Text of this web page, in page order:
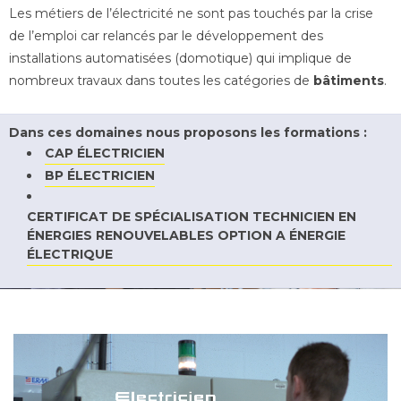
Les métiers de l’électricité ne sont pas touchés par la crise
de l’emploi car relancés par le développement des
installations automatisées (domotique) qui implique de
nombreux travaux dans toutes les catégories de bâtiments.
Dans ces domaines nous proposons les formations :
CAP ÉLECTRICIEN
BP ÉLECTRICIEN
CERTIFICAT DE SPÉCIALISATION TECHNICIEN EN
ÉNERGIES RENOUVELABLES OPTION A ÉNERGIE
ÉLECTRIQUE